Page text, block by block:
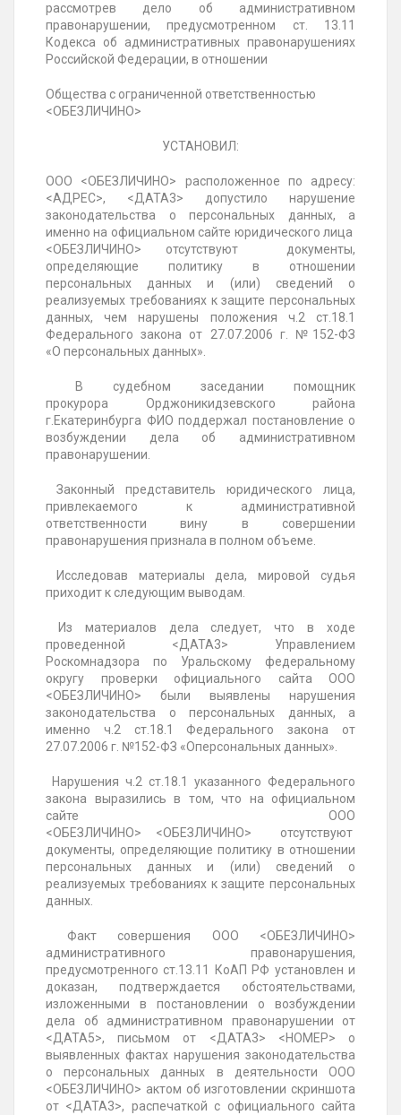
рассмотрев дело об административном
правонарушении, предусмотренном ст. 13.11
Кодекса об административных правонарушениях
Российской Федерации, в отношении
Общества с ограниченной ответственностью
<ОБЕЗЛИЧИНО>
УСТАНОВИЛ:
ООО <ОБЕЗЛИЧИНО> расположенное по адресу:
<АДРЕС>, <ДАТА3> допустило нарушение
законодательства о персональных данных, а
именно на официальном сайте юридического лица
<ОБЕЗЛИЧИНО> отсутствуют документы,
определяющие политику в отношении
персональных данных и (или) сведений о
реализуемых требованиях к защите персональных
данных, чем нарушены положения ч.2 ст.18.1
Федеральногозакона от 27.07.2006 г. №152-ФЗ
«О персональных данных».
В судебном заседании помощник
прокурора Орджоникидзевского района
г.Екатеринбурга ФИО поддержал постановление о
возбуждении дела об административном
правонарушении.
Законный представитель юридического лица,
привлекаемого к административной
ответственности вину в совершении
правонарушения признала в полном объеме.
Исследовав материалы дела, мировой судья
приходит к следующим выводам.
Из материалов дела следует, что в ходе
проведенной <ДАТА3> Управлением
Роскомнадзора по Уральскому федеральному
округу проверки официального сайта ООО
<ОБЕЗЛИЧИНО> были выявлены нарушения
законодательства о персональных данных, а
именно ч.2 ст.18.1 Федеральногозакона от
27.07.2006 г. №152-ФЗ «Оперсональных данных».
Нарушения ч.2 ст.18.1 указанного Федерального
закона выразились в том, что на официальном
сайте ООО
<ОБЕЗЛИЧИНО> <ОБЕЗЛИЧИНО> отсутствуют
документы, определяющие политику в отношении
персональных данных и (или) сведений о
реализуемых требованиях к защите персональных
данных.
Факт совершения ООО <ОБЕЗЛИЧИНО>
административного правонарушения,
предусмотренного ст.13.11 КоАП РФ установлен и
доказан, подтверждается обстоятельствами,
изложенными в постановлении о возбуждении
дела об административном правонарушении от
<ДАТА5>, письмом от <ДАТА3> <НОМЕР> о
выявленных фактах нарушения законодательства
о персональных данных в деятельности ООО
<ОБЕЗЛИЧИНО> актом об изготовлении скриншота
от <ДАТА3>, распечаткой с официального сайта